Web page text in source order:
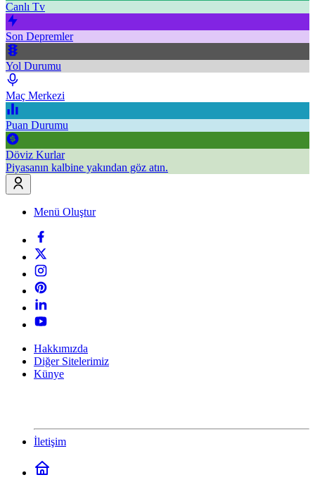
Canlı Tv
Son Depremler
Yol Durumu
Maç Merkezi
Puan Durumu
Döviz Kurlar
Piyasanın kalbine yakından göz atın.
Menü Oluştur
Hakkımızda
Diğer Sitelerimiz
Künye
İletişim